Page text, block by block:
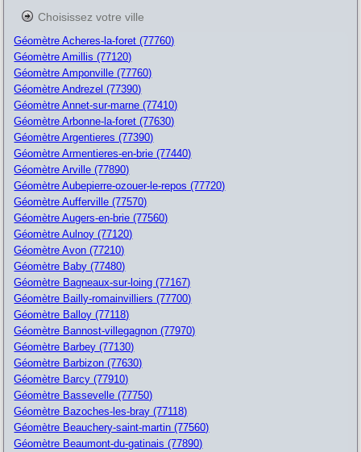
Choisissez votre ville
Géomètre Acheres-la-foret (77760)
Géomètre Amillis (77120)
Géomètre Amponville (77760)
Géomètre Andrezel (77390)
Géomètre Annet-sur-marne (77410)
Géomètre Arbonne-la-foret (77630)
Géomètre Argentieres (77390)
Géomètre Armentieres-en-brie (77440)
Géomètre Arville (77890)
Géomètre Aubepierre-ozouer-le-repos (77720)
Géomètre Aufferville (77570)
Géomètre Augers-en-brie (77560)
Géomètre Aulnoy (77120)
Géomètre Avon (77210)
Géomètre Baby (77480)
Géomètre Bagneaux-sur-loing (77167)
Géomètre Bailly-romainvilliers (77700)
Géomètre Balloy (77118)
Géomètre Bannost-villegagnon (77970)
Géomètre Barbey (77130)
Géomètre Barbizon (77630)
Géomètre Barcy (77910)
Géomètre Bassevelle (77750)
Géomètre Bazoches-les-bray (77118)
Géomètre Beauchery-saint-martin (77560)
Géomètre Beaumont-du-gatinais (77890)